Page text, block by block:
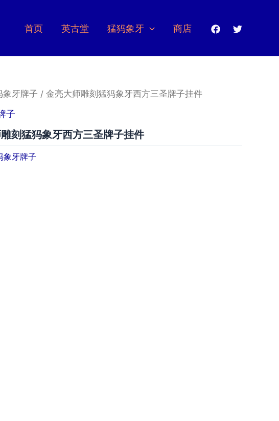
首页 英古堂 猛犸象牙 商店
象牙牌子 / 金亮大师雕刻猛犸象牙西方三圣牌子挂件
子
刻猛犸象牙西方三圣牌子挂件
象牙牌子